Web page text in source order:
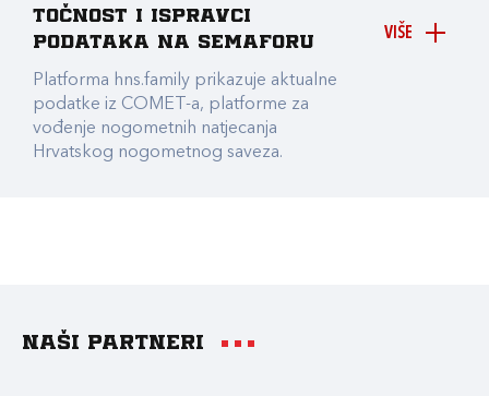
VIŠE
točnost i ispravci
podataka na Semaforu
Platforma hns.family prikazuje aktualne
podatke iz COMET-a, platforme za
vođenje nogometnih natjecanja
Hrvatskog nogometnog saveza.
Naši partneri